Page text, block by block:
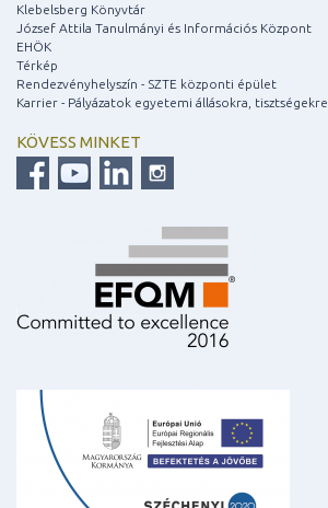
Klebelsberg Könyvtár
József Attila Tanulmányi és Információs Központ
EHÖK
Térkép
Rendezvényhelyszín - SZTE központi épület
Karrier - Pályázatok egyetemi állásokra, tisztségekre
KÖVESS MINKET